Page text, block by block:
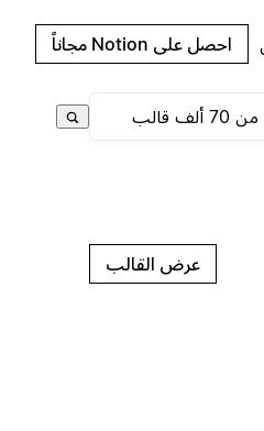
احصل على Notion مجاناً
عرض القالب